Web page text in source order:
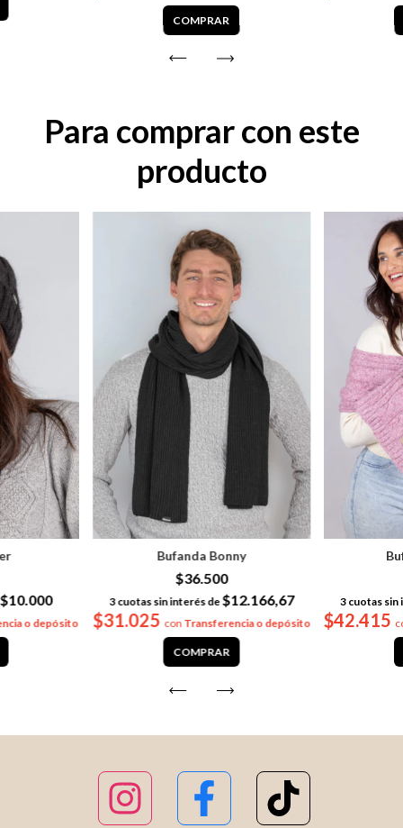
COMPRAR
Para comprar con este
producto
o depósito
$10.000
Bufanda Bonny
$36.500
$31.025 con Transferencia o depósito
3 cuotas sin interés de$12.166,67
COMPRAR
$42.415
3 cuotas sin